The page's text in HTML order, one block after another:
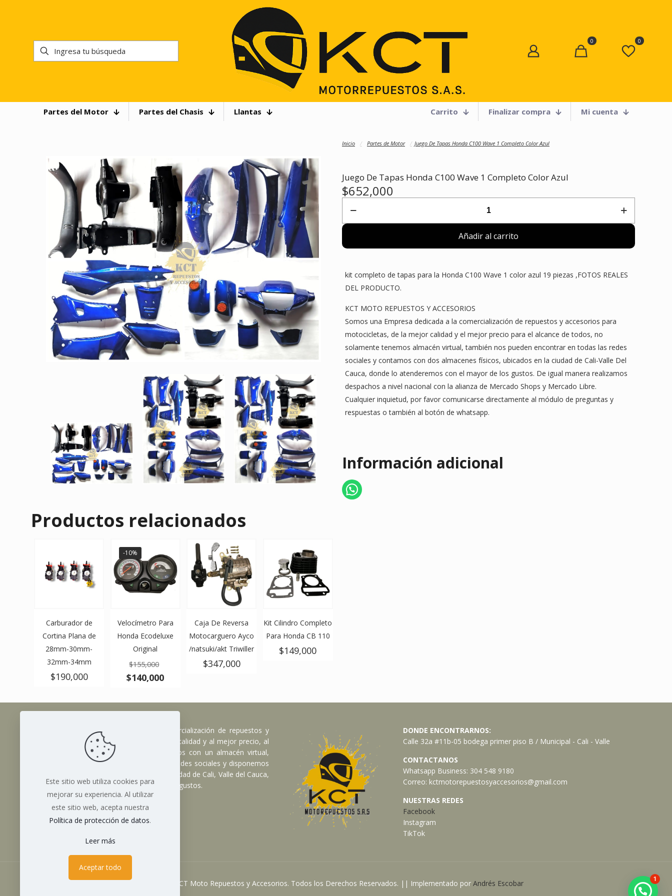
0 0
Partes del Motor Partes del Chasis Llantas Carrito Finalizar compra Mi cuenta
Productos relacionados
Carburador de
Cortina Plana de
28mm-30mm-
32mm-34mm
$190,000
-10%
Velocímetro Para
Honda Ecodeluxe
Original
$155,000
precio
era:
$155,000.
$140,000El
actual
$140,000.
Caja De Reversa
Motocarguero Ayco
/natsuki/akt Triwiller
$347,000
Kit Cilindro Completo
Para Honda CB 110
$149,000
Inicio / Partes de Motor / Juego De Tapas Honda C100 Wave 1 Completo Color Azul
Juego De Tapas Honda C100 Wave 1 Completo Color Azul
$652,000
Tapas
Honda
Color
Azul
cantidad
Añadir al carrito
kit completo de tapas para la Honda C100 Wave 1 color azul 19 piezas ,FOTOS REALES
DEL PRODUCTO.
KCT MOTO REPUESTOS Y ACCESORIOS
Somos una Empresa dedicada a la comercialización de repuestos y accesorios para
motocicletas, de la mejor calidad y el mejor precio para el alcance de todos, no
solamente tenemos almacén virtual, también nos pueden encontrar en todas las redes
sociales y contamos con dos almacenes físicos, ubicados en la ciudad de Cali-Valle Del
Cauca, donde lo atenderemos con el mayor de los gustos. De igual manera realizamos
despachos a nivel nacional con la alianza de Mercado Shops y Mercado Libre.
Cualquier inquietud, por favor comunicarse directamente al módulo de preguntas y
respuestas o también al botón de whatsapp.
Información adicional
Somos una empresa dedicada a la comercialización de repuestos y
accesorios para motocicletas, de la mejor calidad y al mejor precio, al
alcance de todos. No solamente contamos con un almacén virtual,
también estamos presentes en todas las redes sociales y disponemos
de dos almacenes físicos ubicados en la ciudad de Cali, Valle del Cauca,
donde lo atenderemos con el mayor de los gustos.
DONDE ENCONTRARNOS:
Calle 32a #11b-05 bodega primer piso B / Municipal - Cali - Valle
CONTACTANOS
Whatsapp Business: 304 548 9180
Correo: kctmotorepuestosyaccesorios@gmail.com
NUESTRAS REDES
Facebook
Instagram
TikTok
© 2023 KCT Moto Repuestos y Accesorios. Todos los Derechos Reservados. || Implementado por Andrés Escobar
Este sitio web utiliza cookies para
mejorar su experiencia. Al utilizar
este sitio web, acepta nuestra
Política de protección de datos.
Leer más
Aceptar todo
1